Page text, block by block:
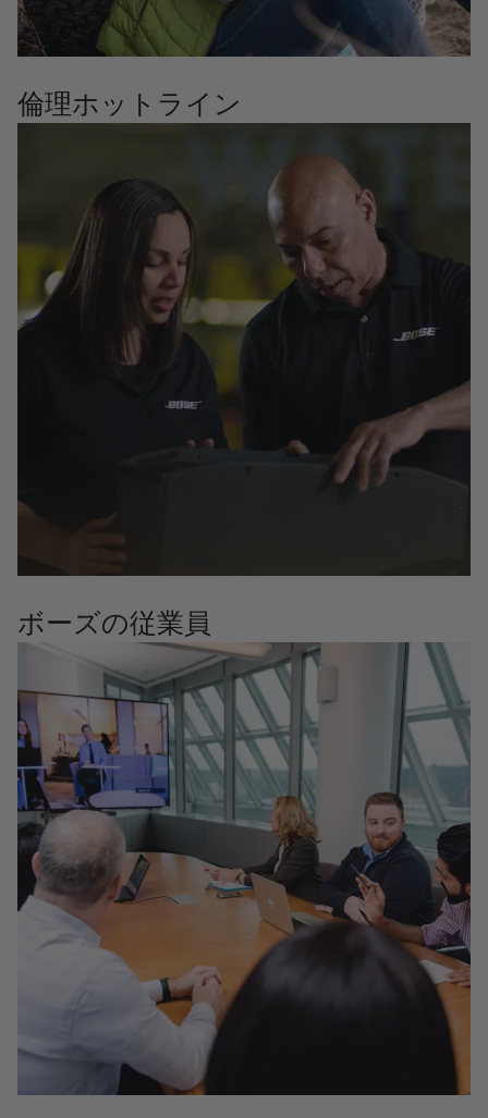
倫理ホットライン
ボーズの従業員